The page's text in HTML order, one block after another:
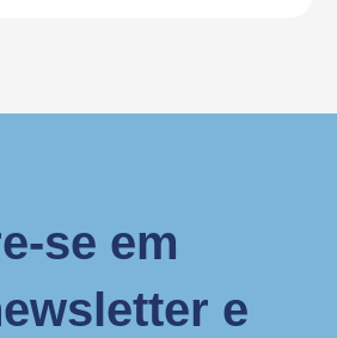
se em
e